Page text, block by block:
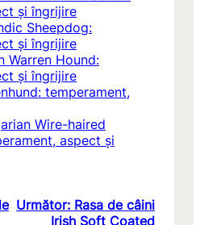
și îngrijire
Sheepdog:
și îngrijire
Warren Hound:
și îngrijire
temperament,
Wire-haired
aspect și
Următor: Rasa de câini
Irish Soft Coated